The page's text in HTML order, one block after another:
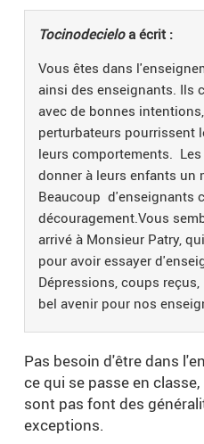
Tocinodecieloa écrit :
Vous êtes dans
ainsi des enseignants. Ils
avec de bonnes
perturbateurs pourrissent
leurs comportements.
donner à leurs enfants un
Beaucoup d'enseignants
découragement.Vous
arrivé à Monsieur Patry,
pour avoir essayer
Dépressions, coups
bel avenir pour nos
Pas besoin d'être dans
ce qui se passe en
sont pas font des
exceptions.